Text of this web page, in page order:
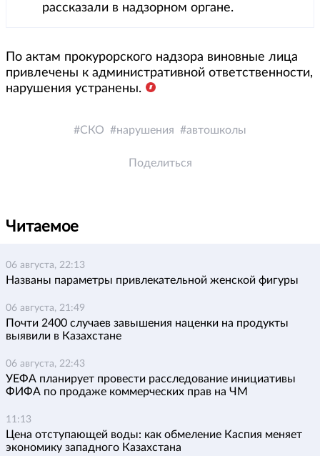
рассказали в надзорном органе.
По актам прокурорского надзора виновные лица
привлечены к административной ответственности,
нарушения устранены.
СКО нарушения автошколы
Поделиться
Читаемое
06 августа, 22:13
Названы параметры привлекательной женской фигуры
06 августа, 21:49
Почти 2400 случаев завышения наценки на продукты
выявили в Казахстане
06 августа, 22:43
УЕФА планирует провести расследование инициативы
ФИФА по продаже коммерческих прав на ЧМ
11:13
Цена отступающей воды: как обмеление Каспия меняет
экономику западного Казахстана